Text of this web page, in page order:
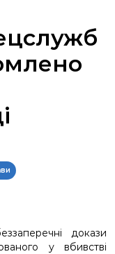
докази
у вбивстві